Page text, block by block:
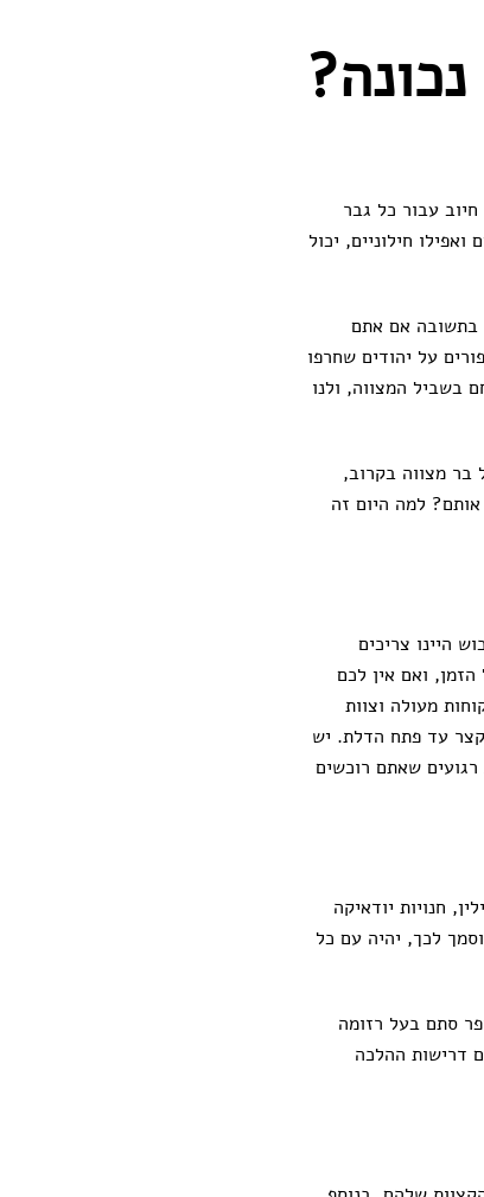
עבור כל גבר
חילוניים, יכול
בתשובה אם אתם
על יהודים שחרפו
בשביל המצווה, ולנו
בר מצווה בקרוב,
אותם? למה היום זה
היינו צריכים
ואם אין לכם
מעולה וצוות
קצר עד פתח הדלת. יש
שאתם רוכשים
חנויות יודאיקה
לכך, יהיה עם כל
סתם בעל רזומה
דרישות ההלכה